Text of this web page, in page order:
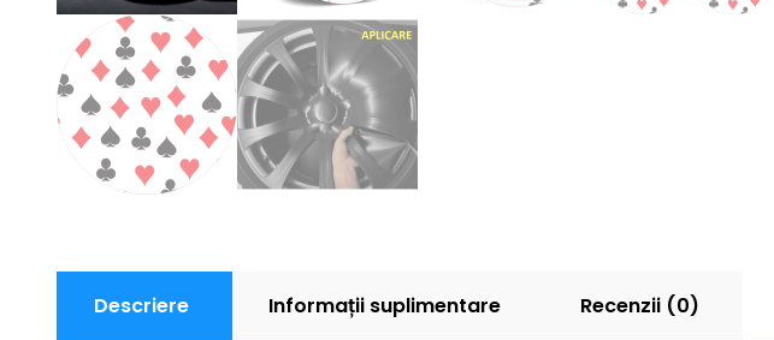
Descriere Informații suplimentare Recenzii (0)